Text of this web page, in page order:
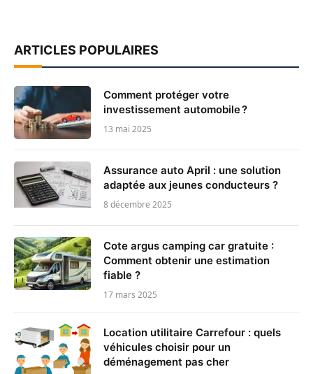
ARTICLES POPULAIRES
Comment protéger votre
investissement automobile ?
13 mai 2025
Assurance auto April : une solution
adaptée aux jeunes conducteurs ?
8 décembre 2025
Cote argus camping car gratuite :
Comment obtenir une estimation
fiable ?
17 mars 2025
Location utilitaire Carrefour : quels
véhicules choisir pour un
déménagement pas cher